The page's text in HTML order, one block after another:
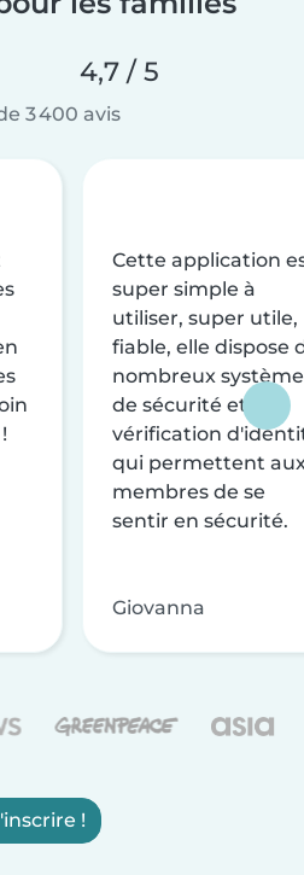
4,7 / 5
3 400 avis
Cette application
super simple à
utiliser, super utile,
fiable, elle dispose
nombreux
de sécurité et de
vérification
qui permettent
membres de se
sentir en sécurité.
Giovanna
!